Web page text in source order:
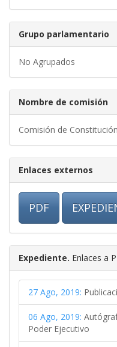
Grupo parlamentario
No Agrupados
Nombre de comisión
Comisión de
Enlaces externos
PDF
Expediente. Enlaces a
27 Ago, 2019:
06 Ago, 2019:
Poder Ejecutivo